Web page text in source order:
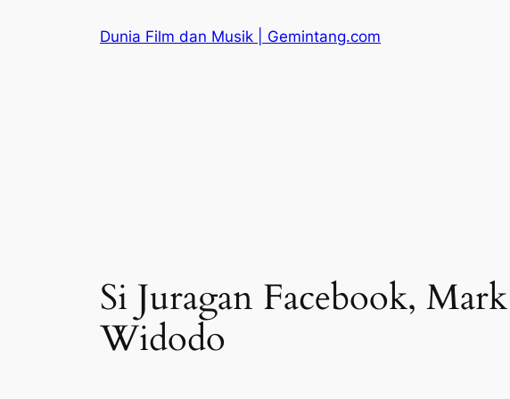
Dunia Film dan Musik | Gemintang.com
Si Juragan Facebook,
Widodo